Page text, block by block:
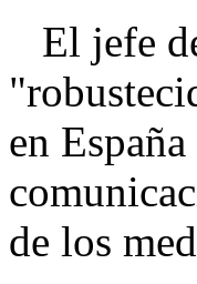
El jefe
en
de los